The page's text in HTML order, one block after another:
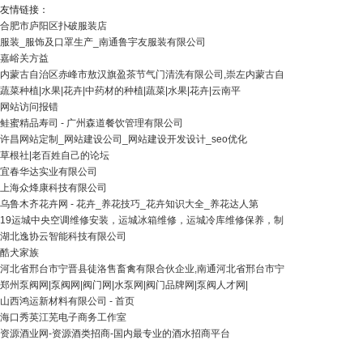
友情链接：
合肥市庐阳区扑破服装店
服装_服饰及口罩生产_南通鲁宇友服装有限公司
嘉峪关方益
内蒙古自治区赤峰市敖汉旗盈茶节气门清洗有限公司,崇左内蒙古自
蔬菜种植|水果|花卉|中药材的种植|蔬菜|水果|花卉|云南平
网站访问报错
鲑蜜精品寿司 - 广州森道餐饮管理有限公司
许昌网站定制_网站建设公司_网站建设开发设计_seo优化
草根社|老百姓自己的论坛
宜春华达实业有限公司
上海众烽康科技有限公司
乌鲁木齐花卉网 - 花卉_养花技巧_花卉知识大全_养花达人第
19运城中央空调维修安装，运城冰箱维修，运城冷库维修保养，制
湖北逸协云智能科技有限公司
酷犬家族
河北省邢台市宁晋县徒洛售畜禽有限合伙企业,南通河北省邢台市宁
郑州泵阀网|泵阀网|阀门网|水泵网|阀门品牌网|泵阀人才网|
山西鸿运新材料有限公司 - 首页
海口秀英江芜电子商务工作室
资源酒业网-资源酒类招商-国内最专业的酒水招商平台